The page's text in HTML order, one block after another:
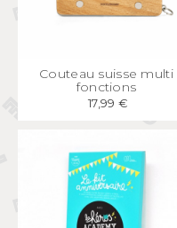
APERÇU RAPIDE
Couteau suisse multi
fonctions
17,99 €